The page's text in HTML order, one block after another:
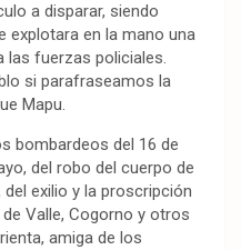
a disparar, siendo
explotara en la mano una
las fuerzas policiales.
si parafraseamos la
Mapu.
bombardeos del 16 de
del robo del cuerpo de
del exilio y la proscripción
Valle, Cogorno y otros
amiga de los